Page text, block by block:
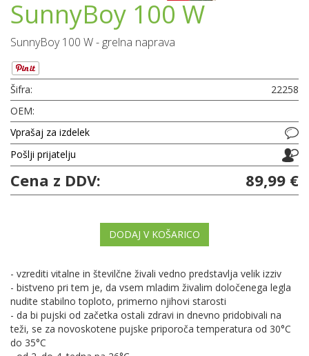
SunnyBoy 100 W
SunnyBoy 100 W - grelna naprava
Šifra:
22258
OEM:
Vprašaj za izdelek
Pošlji prijatelju
Cena z DDV: 89,99 €
DODAJ V KOŠARICO
- vzrediti vitalne in številčne živali vedno predstavlja velik izziv
- bistveno pri tem je, da vsem mladim živalim določenega legla
nudite stabilno toploto, primerno njihovi starosti
- da bi pujski od začetka ostali zdravi in dnevno pridobivali na
teži, se za novoskotene pujske priporoča temperatura od 30°C
do 35°C